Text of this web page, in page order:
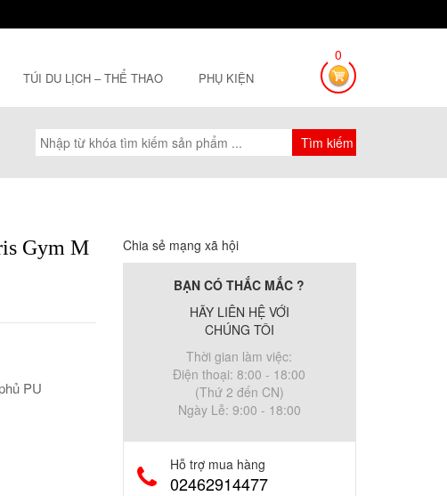
TÚI DU LỊCH – THỂ THAO PHỤ KIỆN
0
Gym M
PU
Chia sẻ mạng xã hội
BẠN CÓ THẮC MẮC ?
HÃY LIÊN HỆ VỚI
CHÚNG TÔI
Thời gian làm việc:
Điện thoại: 8:00 - 18:00
(Thứ 2 đến CN)
Ngày Lễ: 9:00 - 18:00
Hỗ trợ mua hàng
02462914477